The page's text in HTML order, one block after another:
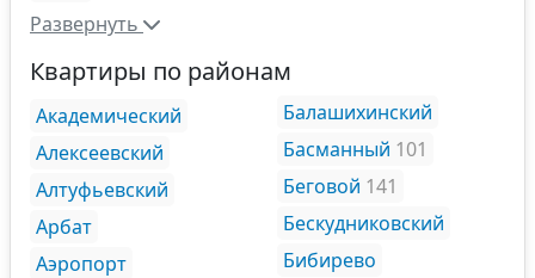
Развернуть
Квартиры по районам
Академический
Алексеевский
Алтуфьевский
Арбат
Аэропорт
Балашихинский
Басманный 101
Беговой 141
Бескудниковский
Бибирево